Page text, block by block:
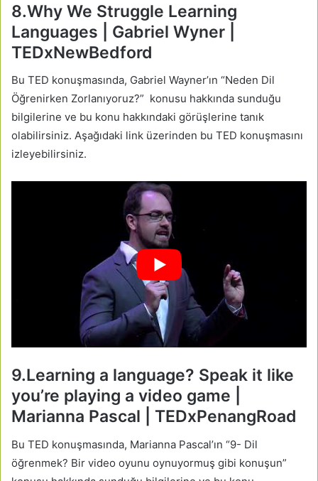
8.Why We Struggle Learning
Languages | Gabriel Wyner |
TEDxNewBedford
Bu TED konuşmasında, Gabriel Wayner’ın “Neden Dil
Öğrenirken Zorlanıyoruz?” konusu hakkında sunduğu
bilgilerine ve bu konu hakkındaki görüşlerine tanık
olabilirsiniz. Aşağıdaki link üzerinden bu TED konuşmasını
izleyebilirsiniz.
9.Learning a language? Speak it like
you’re playing a video game |
Marianna Pascal | TEDxPenangRoad
Bu TED konuşmasında, Marianna Pascal’ın “9- Dil
öğrenmek? Bir video oyunu oynuyormuş gibi konuşun”